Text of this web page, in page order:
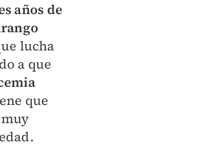
años de
lucha
a que
que